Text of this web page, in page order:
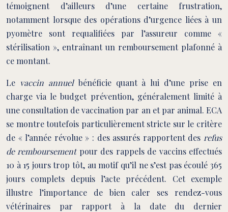
témoignent d’ailleurs d’une certaine frustration,
notamment lorsque des opérations d’urgence liées à un
pyomètre sont requalifiées par l’assureur comme «
stérilisation », entraînant un remboursement plafonné à
ce montant.
Le vaccin annuelbénéficie quant à lui d’une prise en
charge via le budget prévention, généralement limité à
une consultation de vaccination par an et par animal. ECA
se montre toutefois particulièrement stricte sur le critère
de « l’année révolue » : des assurés rapportent des refus
de remboursementpour des rappels de vaccins effectués
10 à 15 jours trop tôt, au motif qu’il ne s’est pas écoulé 365
jours complets depuis l’acte précédent. Cet exemple
illustre l’importance de bien caler ses rendez-vous
vétérinaires par rapport à la date du dernier